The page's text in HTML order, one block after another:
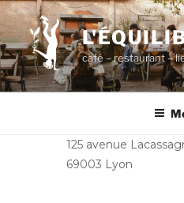
Aller
au
contenu
principal
café – restaurant –
125 avenue
69003 Lyon